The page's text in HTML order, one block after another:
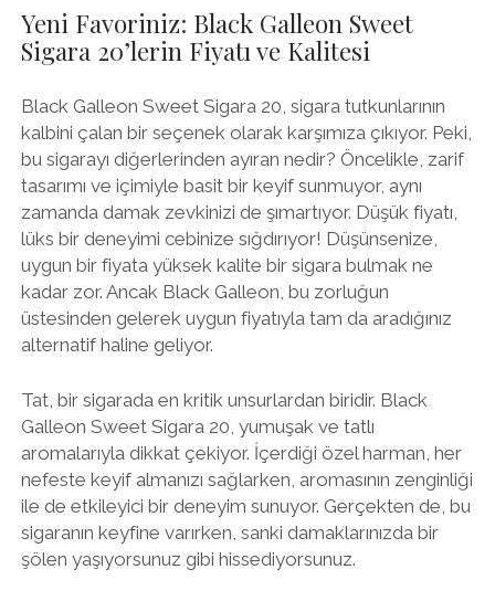
Yeni Favoriniz: Black Galleon Sweet
Sigara 20’lerin Fiyatı ve Kalitesi
Black Galleon Sweet Sigara 20, sigara tutkunlarının
kalbini çalan bir seçenek olarak karşımıza çıkıyor. Peki,
bu sigarayı diğerlerinden ayıran nedir? Öncelikle, zarif
tasarımı ve içimiyle basit bir keyif sunmuyor, aynı
zamanda damak zevkinizi de şımartıyor. Düşük fiyatı,
lüks bir deneyimi cebinize sığdırıyor! Düşünsenize,
uygun bir fiyata yüksek kalite bir sigara bulmak ne
kadar zor. Ancak Black Galleon, bu zorluğun
üstesinden gelerek uygun fiyatıyla tam da aradığınız
alternatif haline geliyor.
Tat, bir sigarada en kritik unsurlardan biridir. Black
Galleon Sweet Sigara 20, yumuşak ve tatlı
aromalarıyla dikkat çekiyor. İçerdiği özel harman, her
nefeste keyif almanızı sağlarken, aromasının zenginliği
ile de etkileyici bir deneyim sunuyor. Gerçekten de, bu
sigaranın keyfine varırken, sanki damaklarınızda bir
şölen yaşıyorsunuz gibi hissediyorsunuz.